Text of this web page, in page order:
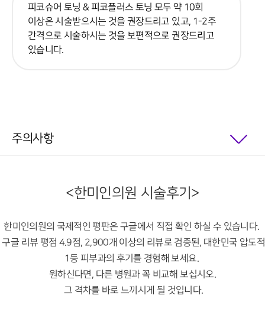
피코슈어 토닝 & 피코플러스 토닝 모두 약 10회
이상은 시술받으시는 것을 권장드리고 있고, 1-2주
간격으로 시술하시는 것을 보편적으로 권장드리고
있습니다.
주의사항
<한미인의원 시술후기>
한미인의원의 국제적인 평판은 구글에서 직접 확인 하실 수 있습니다.
구글 리뷰 평점 4.9점, 2,900개 이상의 리뷰로 검증된, 대한민국 압도적
1등 피부과의 후기를 경험해 보세요.
원하신다면, 다른 병원과 꼭 비교해 보십시오.
그 격차를 바로 느끼시게 될 것입니다.